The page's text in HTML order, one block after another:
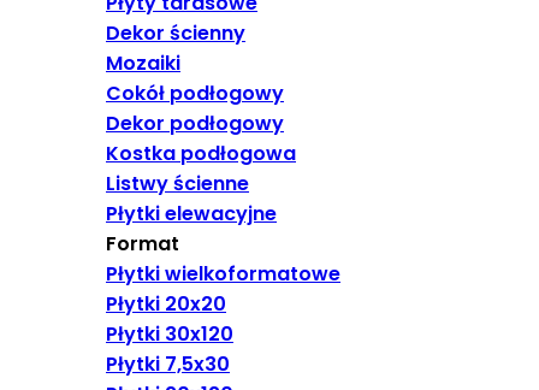
Dekor ścienny
Mozaiki
Cokół podłogowy
Dekor podłogowy
Kostka podłogowa
Listwy ścienne
Płytki elewacyjne
Format
Płytki wielkoformatowe
Płytki 20x20
Płytki 30x120
Płytki 7,5x30